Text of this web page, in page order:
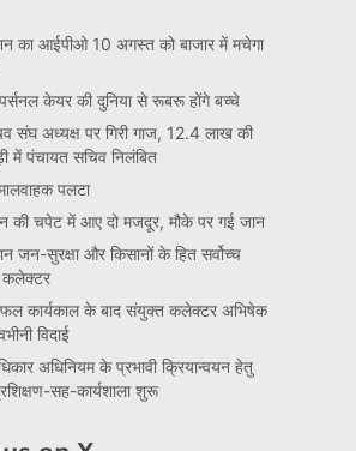
का आईपीओ 10 अगस्त को बाजार में मचेगा
केयर की दुनिया से रूबरू होंगे बच्चे
संघ अध्यक्ष पर गिरी गाज, 12.4 लाख की
में पंचायत सचिव निलंबित
पलटा
की चपेट में आए दो मजदूर, मौके पर गई जान
जन-सुरक्षा और किसानों के हित सर्वोच्च
कलेक्टर
कार्यकाल के बाद संयुक्त कलेक्टर अभिषेक
विदाई
अधिनियम के प्रभावी क्रियान्वयन हेतु
सह-कार्यशाला शुरू